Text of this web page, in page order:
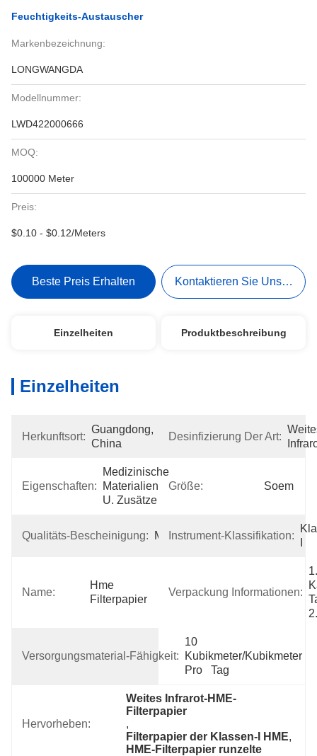
Feuchtigkeits-Austauscher
Markenbezeichnung:
LONGWANGDA
Modellnummer:
LWD422000666
MOQ:
100000 Meter
Preis:
$0.10 - $0.12/Meters
Beste Preis Erhalten Kontaktieren Sie Uns Jetzt
Einzelheiten Produktbeschreibung
Einzelheiten
Herkunftsort:
Guangdong,
China
Desinfizierung Der Art:
Eigenschaften:
Medizinische
Materialien
U. Zusätze
Größe: Soem
Qualitäts-Bescheinigung: MSDSInstrument-Klassifikation:
Name:
Hme
Filterpapier
Verpackung Informationen:
Versorgungsmaterial-Fähigkeit:
10
Kubikmeter/Kubikmeter
Pro   Tag
Hervorheben:
Weites Infrarot-HME-
Filterpapier
,
Filterpapier der Klassen-I HME
HME-Filterpapier runzelte